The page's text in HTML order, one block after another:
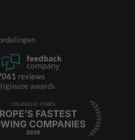
reviews
awards